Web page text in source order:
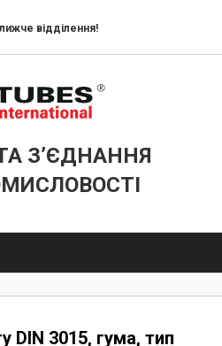
відділення!
З’ЄДНАННЯ
DIN 3015, гума, тип